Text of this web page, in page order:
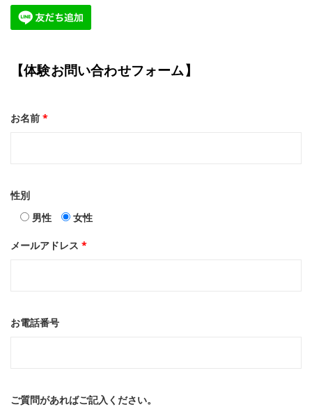
【体験お問い合わせフォーム】
お名前 *
性別
男性
女性
メールアドレス *
お電話番号
ご質問があればご記入ください。